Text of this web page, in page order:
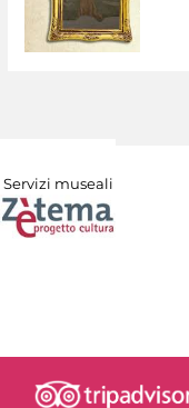
Servizi museali